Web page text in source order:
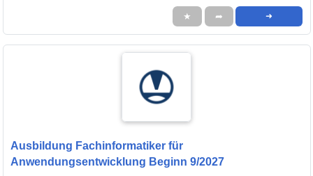
★ ➦ ➜
Ausbildung Fachinformatiker für
Anwendungsentwicklung Beginn 9/2027